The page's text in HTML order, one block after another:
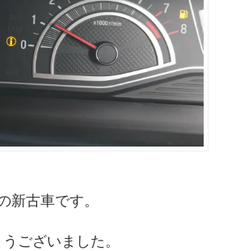
新古車です。
ございました。